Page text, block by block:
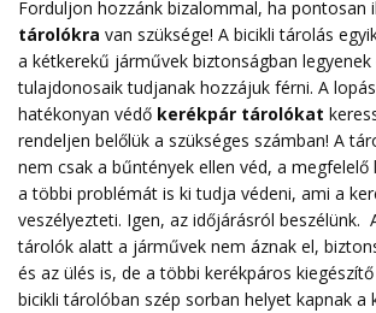
Forduljon hozzánk bizalommal, ha pontosan
tárolókra van szüksége! A bicikli tárolás
a kétkerekű járművek biztonságban legyenek
tulajdonosaik tudjanak hozzájuk férni. A
hatékonyan védő kerékpár tárolókat
rendeljen belőlük a szükséges számban! A
nem csak a bűntények ellen véd, a megfelelő
a többi problémát is ki tudja védeni, ami a
veszélyezteti. Igen, az időjárásról beszélünk.
tárolók alatt a járművek nem áznak el,
és az ülés is, de a többi kerékpáros
bicikli tárolóban szép sorban helyet kapnak a